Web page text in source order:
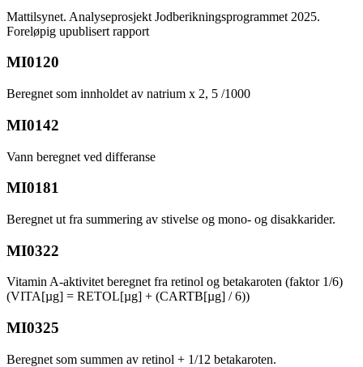
Mattilsynet. Analyseprosjekt Jodberikningsprogrammet 2025.
Foreløpig upublisert rapport
MI0120
Beregnet som innholdet av natrium x 2, 5 /1000
MI0142
Vann beregnet ved differanse
MI0181
Beregnet ut fra summering av stivelse og mono- og disakkarider.
MI0322
Vitamin A-aktivitet beregnet fra retinol og betakaroten (faktor 1/6)
(VITA[µg] = RETOL[µg] + (CARTB[µg] / 6))
MI0325
Beregnet som summen av retinol + 1/12 betakaroten.